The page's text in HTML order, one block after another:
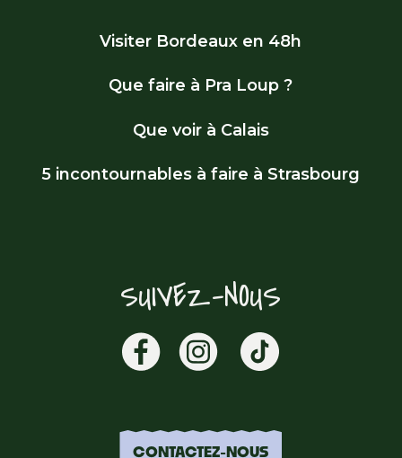
Visiter Bordeaux en 48h
Que faire à Pra Loup ?
Que voir à Calais
5 incontournables à faire à Strasbourg
SUIVEZ-NOUS
CONTACTEZ-NOUS